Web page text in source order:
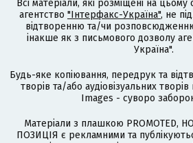
Всі матеріали, які розміщені на цьому
агентство "Інтерфакс-Україна", не
відтворенню та/чи
інакше як з письмового дозволу
Україна".
Будь-яке копіювання, передрук та
творів та/або аудіовізуальних
Images - суворо
Матеріали з плашкою PROMOTED,
ПОЗИЦІЯ є рекламними та